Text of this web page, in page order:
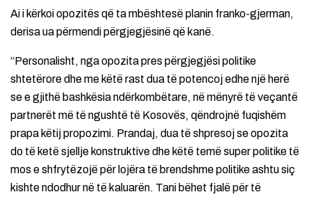
Ai i kërkoi opozitës që ta mbështesë planin franko-gjerman,
derisa ua përmendi përgjegjësinë që kanë.
“Personalisht, nga opozita pres përgjegjësi politike
shtetërore dhe me këtë rast dua të potencoj edhe një herë
se e gjithë bashkësia ndërkombëtare, në mënyrë të veçantë
partnerët më të ngushtë të Kosovës, qëndrojnë fuqishëm
prapa këtij propozimi. Prandaj, dua të shpresoj se opozita
do të ketë sjellje konstruktive dhe këtë temë super politike të
mos e shfrytëzojë për lojëra të brendshme politike ashtu siç
kishte ndodhur në të kaluarën. Tani bëhet fjalë për të